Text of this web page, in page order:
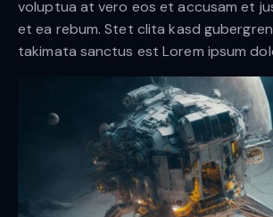
voluptua at vero eos et accusam et
et ea rebum. Stet clita kasd
takimata sanctus est Lorem ipsum